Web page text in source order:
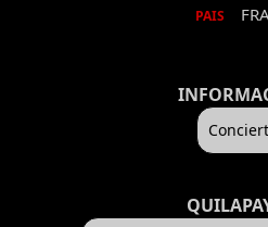
PAIS